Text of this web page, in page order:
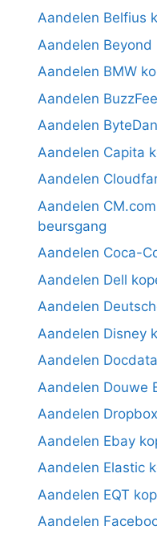
Aandelen Belfius
Aandelen Beyond
Aandelen BMW
Aandelen
Aandelen
Aandelen Capita
Aandelen
Aandelen
beursgang
Aandelen Coca-
Aandelen Dell
Aandelen
Aandelen Disney
Aandelen
Aandelen Douwe
Aandelen
Aandelen Ebay
Aandelen Elastic
Aandelen EQT
Aandelen